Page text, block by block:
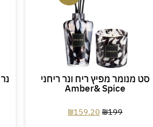
סט מנומר מפיץ ריח ונר ריחני
Amber& Spice
₪199
₪159.20